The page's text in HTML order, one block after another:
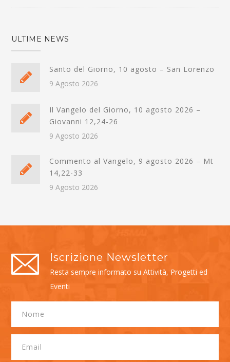
ULTIME NEWS
Santo del Giorno, 10 agosto – San Lorenzo
9 Agosto 2026
Il Vangelo del Giorno, 10 agosto 2026 –
Giovanni 12,24-26
9 Agosto 2026
Commento al Vangelo, 9 agosto 2026 – Mt
14,22-33
9 Agosto 2026
Iscrizione Newsletter
Resta sempre informato su Attività, Progetti ed
Eventi